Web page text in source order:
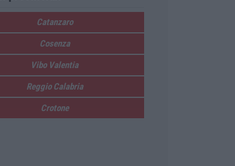
Catanzaro
Cosenza
Vibo Valentia
Reggio Calabria
Crotone